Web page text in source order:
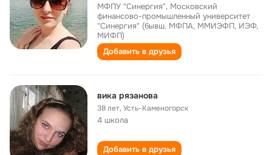
МФПУ "Синергия", Московский
финансово-промышленный университет
"Синергия" (бывш. МФПА, ММИЭФП, ИЭФ,
МИФП)
Добавить в друзья
вика рязанова
38 лет,Усть-Каменогорск
4 школа
Добавить в друзья